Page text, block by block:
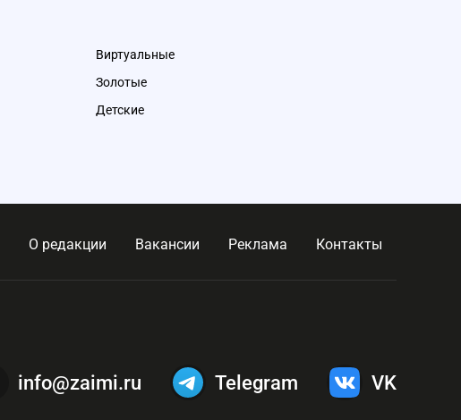
Виртуальные
Золотые
Детские
О редакции Вакансии Реклама Контакты
info@zaimi.ru Telegram VK